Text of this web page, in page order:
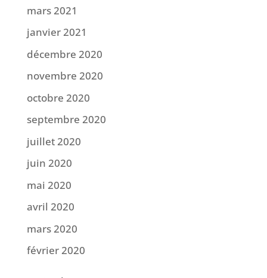
mars 2021
janvier 2021
décembre 2020
novembre 2020
octobre 2020
septembre 2020
juillet 2020
juin 2020
mai 2020
avril 2020
mars 2020
février 2020